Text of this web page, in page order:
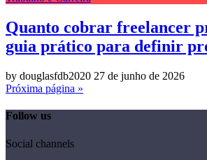
Quanto cobrar freelancer
guia prático para definir
by douglasfdb2020 27 de junho de 2026
Próxima página »
Follow us
Social channels